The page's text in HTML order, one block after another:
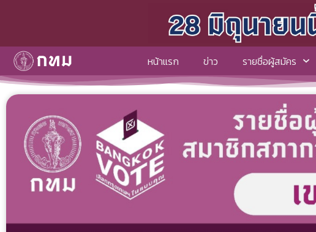
หน้าแรก ข่าว รายชื่อผู้สมัคร